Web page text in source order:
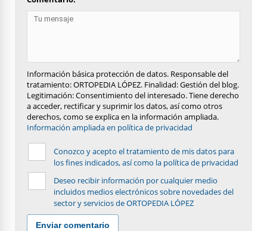
Información básica protección de datos. Responsable del
tratamiento: ORTOPEDIA LÓPEZ. Finalidad: Gestión del blog.
Legitimación: Consentimiento del interesado. Tiene derecho
a acceder, rectificar y suprimir los datos, así como otros
derechos, como se explica en la información ampliada.
Información ampliada en política de privacidad
Conozco y acepto el tratamiento de mis datos para
los fines indicados, así como la política de privacidad
Deseo recibir información por cualquier medio
incluidos medios electrónicos sobre novedades del
sector y servicios de ORTOPEDIA LÓPEZ
Enviar comentario